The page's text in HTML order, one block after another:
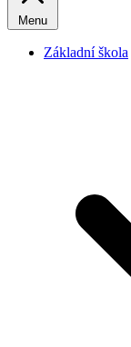
Menu
Základní škola